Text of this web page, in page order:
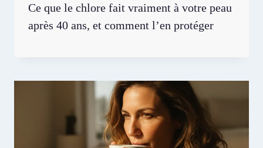
Ce que le chlore fait vraiment à votre peau
après 40 ans, et comment l’en protéger